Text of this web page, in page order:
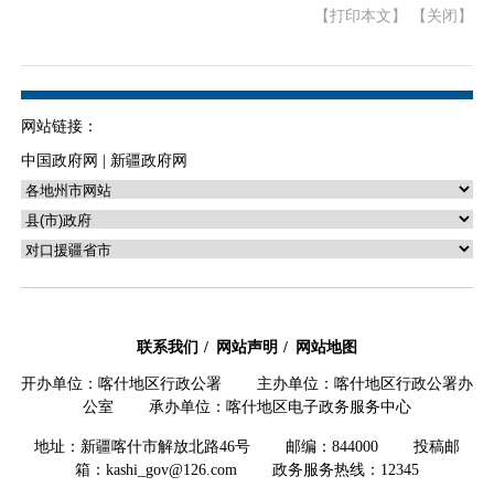
【打印本文】 【关闭】
网站链接：
中国政府网 新疆政府网
联系我们 网站声明 网站地图
开办单位：喀什地区行政公署 主办单位：喀什地区行政公署办
公室 承办单位：喀什地区电子政务服务中心
地址：新疆喀什市解放北路46号 邮编：844000 投稿邮
箱：kashi_gov@126.com 政务服务热线：12345